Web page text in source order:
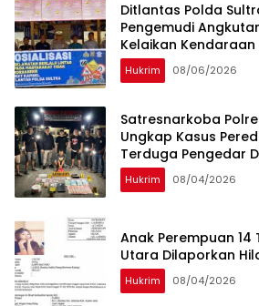
Ditlantas Polda
Pengemudi
Kelaikan
Berlalu Lintas
Hukrim 08/06/2026
Satresnarkoba
Ungkap Kasus
Terduga Pengedar
Hukrim 08/04/2026
Anak Perempuan 14
Utara Dilaporkan
Hukrim 08/04/2026